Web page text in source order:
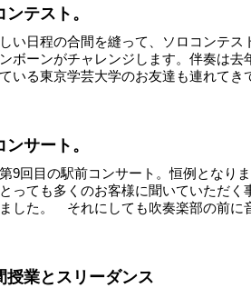
ンテスト。
い日程の合間を縫って、ソロコンテ
ボーンがチャレンジします。伴奏は
いる東京学芸大学のお友達も連れて
ンサート。
9回目の駅前コンサート。恒例となり
っても多くのお客様に聞いていただ
した。 それにしても吹奏楽部の前に
授業とスリーダンス